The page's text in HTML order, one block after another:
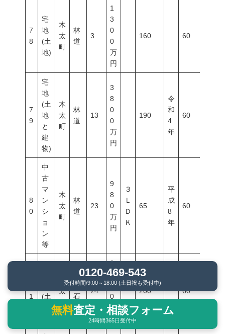
7
8
宅
地
(土
地)
木
太
町
林
道
3
1
3
0
0
万
円
160 60
7
9
宅
地
(土
地
と
建
物)
木
太
町
林
道
13
3
8
0
0
万
円
190
令
和
4
年
60
8
0
中
古
マ
ン
シ
ョ
ン
等
木
太
町
林
道
23
9
8
0
万
円
３
Ｌ
Ｄ
Ｋ
65
平
成
8
年
60
1
(土
木
太
伏
石
24
2
7
0
0
万
円
200 60 200
0120-469-543
受付時間/9:00～18:00 (土日祝も受付中)
無料査定・相談フォーム
24時間365日受付中